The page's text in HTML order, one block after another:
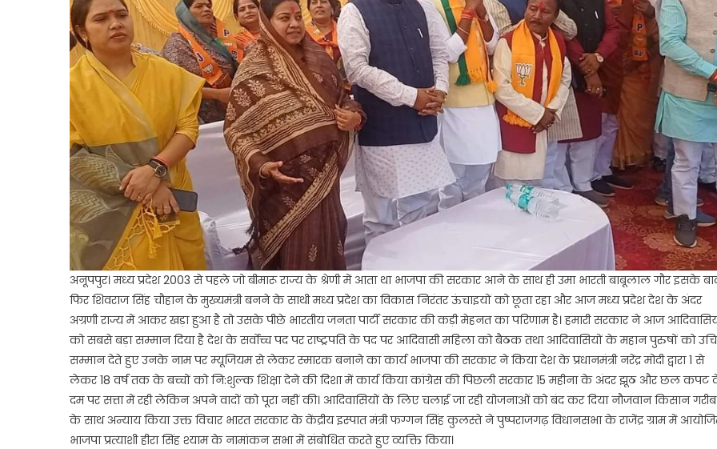
अनूपपुर। मध्य प्रदेश 2003 से पहले जो बीमारू राज्य के श्रेणी में आता था भाजपा की सरकार आने के साथ ही उमा भारती बाबूलाल गौर इसके
फिर शिवराज सिंह चौहान के मुख्यमंत्री बनने के साथी मध्य प्रदेश का विकास निरंतर ऊंचाइयों को छूता रहा और आज मध्य प्रदेश देश के अंदर
अग्रणी राज्य में आकर खड़ा हुआ है तो उसके पीछे भारतीय जनता पार्टी सरकार की कड़ी मेहनत का परिणाम है। हमारी सरकार ने आज
को सबसे बड़ा सम्मान दिया है देश के सर्वोच्च पद पर राष्ट्रपति के पद पर आदिवासी महिला को बैठक तथा आदिवासियों के महान पुरुषों को
सम्मान देते हुए उनके नाम पर म्यूजियम से लेकर स्मारक बनाने का कार्य भाजपा की सरकार ने किया देश के प्रधानमंत्री नरेंद्र मोदी द्वारा 1 से
लेकर 18 वर्ष तक के बच्चों को नि:शुल्क शिक्षा देने की दिशा में कार्य किया कांग्रेस की पिछली सरकार 15 महीना के अंदर झूठ और छल कपट
दम पर सत्ता में रही लेकिन अपने वादों को पूरा नहीं की। आदिवासियों के लिए चलाई जा रही योजनाओं को बंद कर दिया नौजवान किसान गरीब
के साथ अन्याय किया उक्त विचार भारत सरकार के केंद्रीय इस्पात मंत्री फग्गन सिंह कुलस्ते ने पुष्पराजगढ़ विधानसभा के राजेंद्र ग्राम में
भाजपा प्रत्याशी हीरा सिंह श्याम के नामांकन सभा में संबोधित करते हुए व्यक्ति किया।